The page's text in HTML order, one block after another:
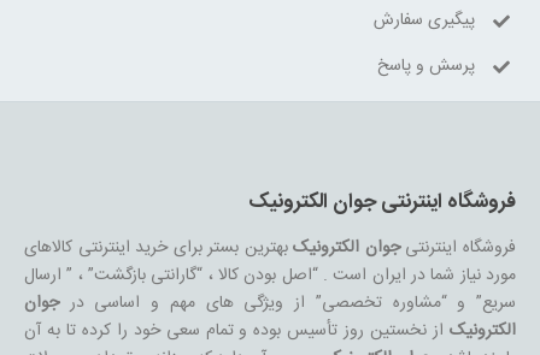
پیگیری سفارش
پرسش و پاسخ
فروشگاه اینترنتی جوان الکترونیک
فروشگاه اینترنتیجوان الکترونیکبهترین بستر برای خرید اینترنتی کالاهای
مورد نیاز شما در ایران است . “اصل بودن کالا ، “گارانتی بازگشت” ، ” ارسال
سریع” و “مشاوره تخصصی” از ویژگی های مهم و اساسی درجوان
الکترونیکاز نخستین روز تأسیس بوده و تمام سعی خود را کرده تا به آن